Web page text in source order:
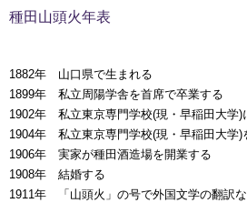
種田山頭火年表
1882年 山口県で生まれる
1899年 私立周陽学舎を首席で卒業する
1902年 私立東京専門学校(現・早稲田大学)
1904年 私立東京専門学校(現・早稲田大学)
1906年 実家が種田酒造場を開業する
1908年 結婚する
1911年 「山頭火」の号で外国文学の翻訳